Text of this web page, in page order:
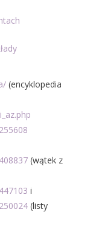
(encyklopedia
(wątek z
i
(listy